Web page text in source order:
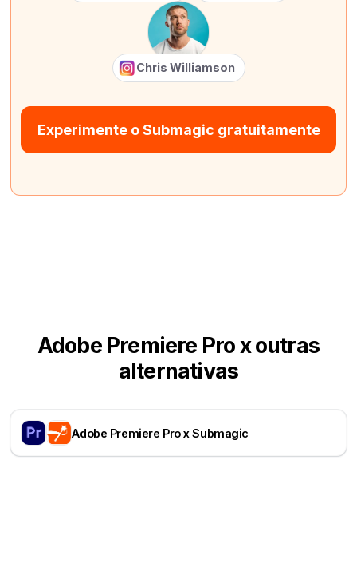
Chris Williamson
Experimente o Submagic gratuitamente
Adobe Premiere Pro x outras
alternativas
Adobe Premiere Pro x Submagic